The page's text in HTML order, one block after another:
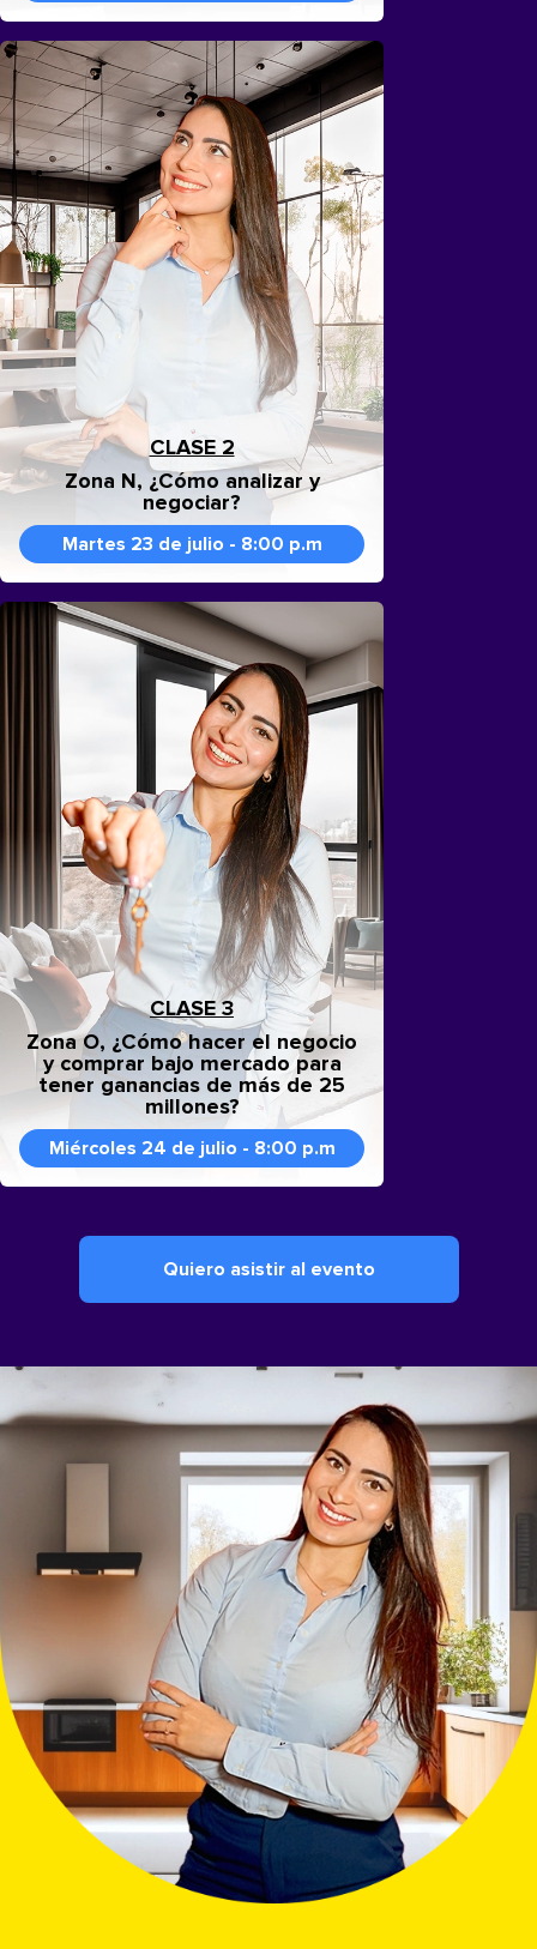
CLASE 2
Zona N, ¿Cómo analizar y
negociar?
Martes 23 de julio - 8:00 p.m
CLASE 3
Zona O, ¿Cómo hacer el negocio
y comprar bajo mercado para
tener ganancias de más de 25
millones?
Miércoles 24 de julio - 8:00 p.m
Quiero asistir al evento